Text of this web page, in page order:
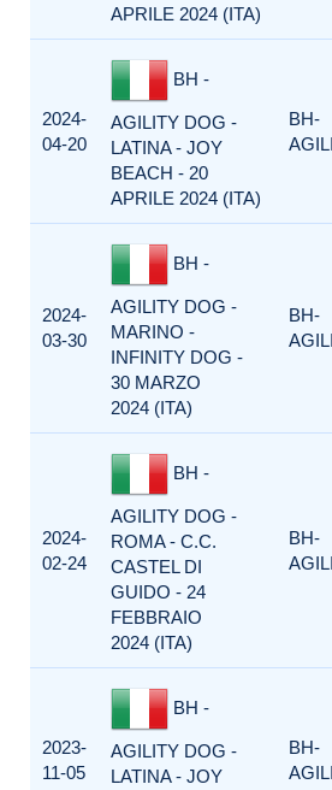
APRILE 2024 (ITA)
2024-
04-20
BH -
AGILITY DOG -
LATINA - JOY
BEACH - 20
APRILE 2024 (ITA)
BH-
2024-
03-30
BH -
AGILITY DOG -
MARINO -
INFINITY DOG -
30 MARZO
2024 (ITA)
BH-
2024-
02-24
BH -
AGILITY DOG -
ROMA - C.C.
CASTEL DI
GUIDO - 24
FEBBRAIO
2024 (ITA)
BH-
2023-
11-05
BH -
AGILITY DOG -
LATINA - JOY
BH-